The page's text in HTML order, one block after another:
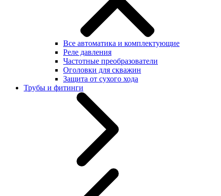
Все автоматика и комплектующие
Реле давления
Частотные преобразователи
Оголовки для скважин
Защита от сухого хода
Трубы и фитинги